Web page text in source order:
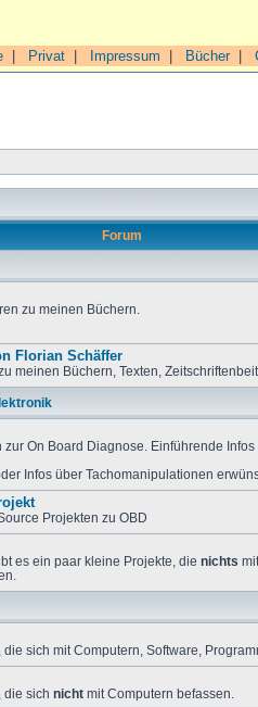
Privat Impressum Bücher|
Forum
zu meinen Büchern.
Florian Schäffer
meinen Büchern, Texten,
zur On Board Diagnose. Einführende
Infos über Tachomanipulationen
Projekten zu OBD
es ein paar kleine Projekte, die nichts
sich mit Computern, Software,
die sich nicht mit Computern befassen.